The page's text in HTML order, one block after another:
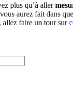
plus qu’à aller
aurez fait dans
allez faire un tour sur